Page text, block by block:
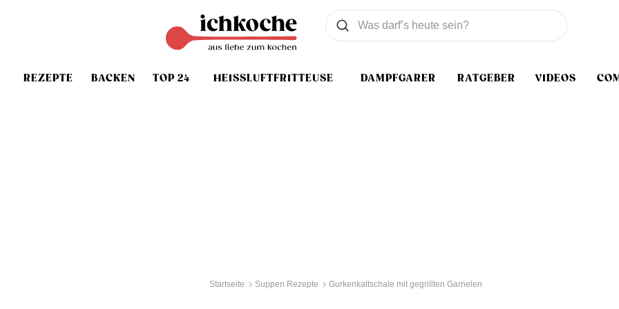
REZEPTE BACKEN TOP 24 HEISSLUFTFRITTEUSE DAMPFGARER RATGEBER VIDEOS
Was wollen Sie suchen
Suchen
Startseite Suppen Rezepte Gurkenkaltschale mit gegrillten Garnelen